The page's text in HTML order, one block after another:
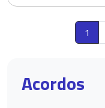
1
Acordos